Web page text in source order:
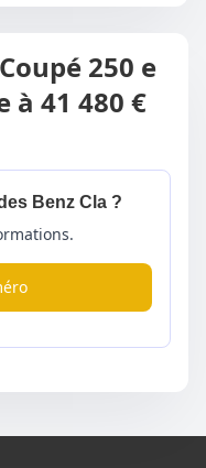
250 e
à 41 480 €
Benz Cla ?